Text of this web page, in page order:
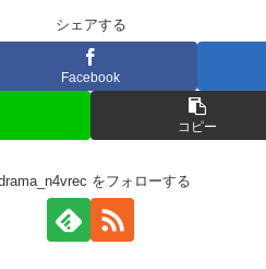
シェアする
Facebook
コピー
をフォローする